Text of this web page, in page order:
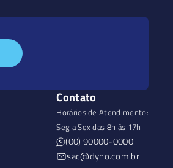
Contato
Horários de Atendimento:
Seg a Sex das 8h às 17h
(00) 90000-0000
sac@dyno.com.br